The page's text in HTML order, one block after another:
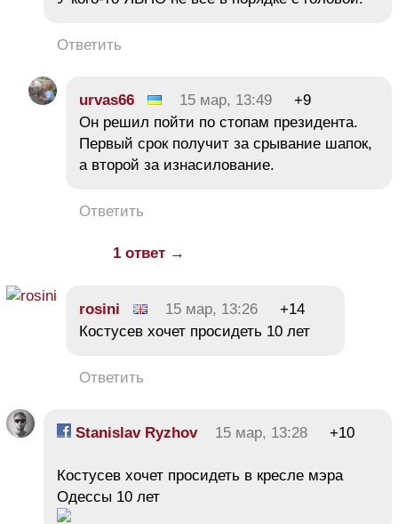
Ответить
urvas66 15 мар, 13:49
+9
Он решил пойти по стопам президента.
Первый срок получит за срывание шапок,
а второй за изнасилование.
Ответить
1 ответ →
rosini 15 мар, 13:26
+14
Костусев хочет просидеть 10 лет
Ответить
Stanislav Ryzhov 15 мар, 13:28 +10
Костусев хочет просидеть в кресле мэра
Одессы 10 лет